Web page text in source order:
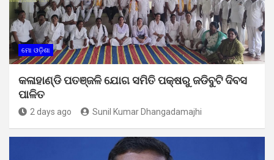
ମୋ ଓଡ଼ିଶା
କଳାହାଣ୍ଡି ପତଞ୍ଜଳି ଯୋଗ ସମିତି ପକ୍ଷରୁ ଜଡିବୁଟି ଦିବସ
ପାଳିତ
2 days ago Sunil Kumar Dhangadamajhi